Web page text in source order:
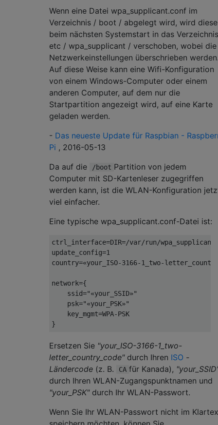
Wenn eine Datei wpa_supplicant.conf im
Verzeichnis / boot / abgelegt wird, wird diese
beim nächsten Systemstart in das
etc / wpa_supplicant / verschoben, wobei die
Netzwerkeinstellungen überschrieben
Auf diese Weise kann eine Wifi-Konfiguration
von einem Windows-Computer oder einem
anderen Computer, auf dem nur die
Startpartition angezeigt wird, auf eine Karte
geladen werden.
- Das neueste Update für Raspbian -
Pi , 2016-05-13
Da auf die
/boot Partition von jedem
Computer mit SD-Kartenleser zugegriffen
werden kann, ist die WLAN-Konfiguration
viel einfacher.
Eine typische wpa_supplicant.conf-Datei ist:
ctrl_interface=DIR=/var/run/wpa_supplicant
update_config=1
country=«your_ISO-3166-1_two-
network={
    ssid="«your_SSID»"
    psk="«your_PSK»"
    key_mgmt=WPA-PSK
Ersetzen Sie "your_ISO-3166-1_two-
letter_country_code"durch Ihren ISO -
Ländercode (z. B. CA für Kanada),
durch Ihren WLAN-Zugangspunktnamen und
"your_PSK"durch Ihr WLAN-Passwort.
Wenn Sie Ihr WLAN-Passwort nicht im